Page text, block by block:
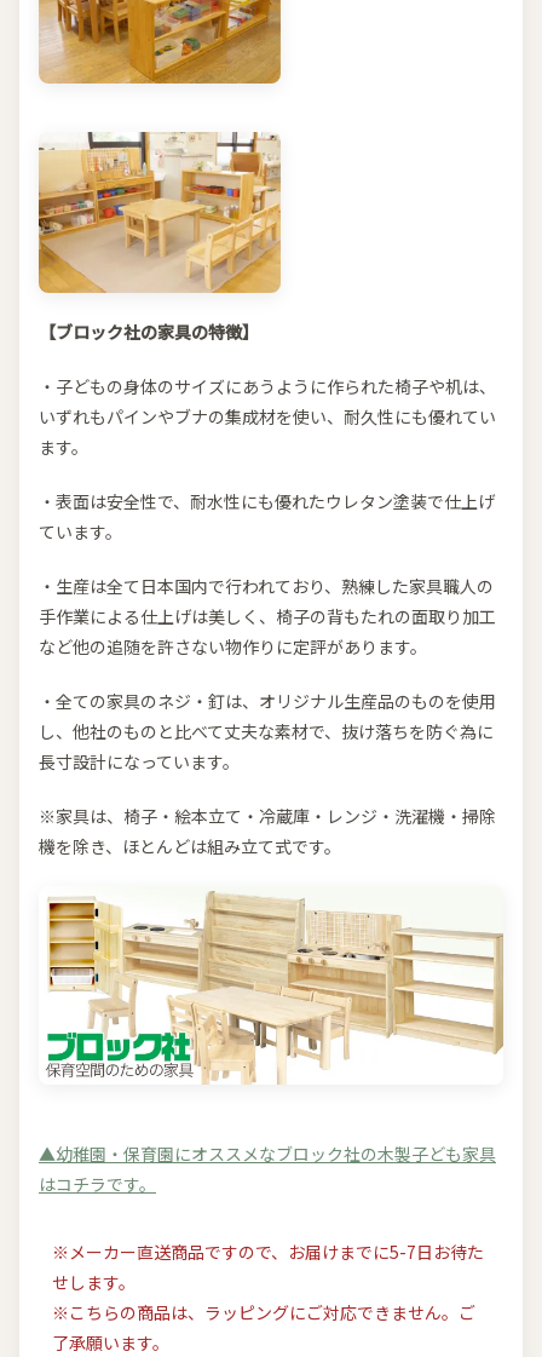
【ブロック社の家具の特徴】
・子どもの身体のサイズにあうように作られた椅子や机は、
いずれもパインやブナの集成材を使い、耐久性にも優れてい
ます。
・表面は安全性で、耐水性にも優れたウレタン塗装で仕上げ
ています。
・生産は全て日本国内で行われており、熟練した家具職人の
手作業による仕上げは美しく、椅子の背もたれの面取り加工
など他の追随を許さない物作りに定評があります。
・全ての家具のネジ・釘は、オリジナル生産品のものを使用
し、他社のものと比べて丈夫な素材で、抜け落ちを防ぐ為に
長寸設計になっています。
※家具は、椅子・絵本立て・冷蔵庫・レンジ・洗濯機・掃除
機を除き、ほとんどは組み立て式です。
▲幼稚園・保育園にオススメなブロック社の木製子ども家具
はコチラです。
※メーカー直送商品ですので、お届けまでに5-7日お待た
せします。
※こちらの商品は、ラッピングにご対応できません。ご
了承願います。